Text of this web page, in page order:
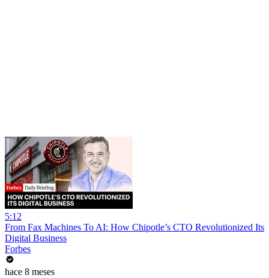
5:12
From Fax Machines To AI: How Chipotle’s CTO Revolutionized Its
Digital Business
Forbes
hace 8 meses